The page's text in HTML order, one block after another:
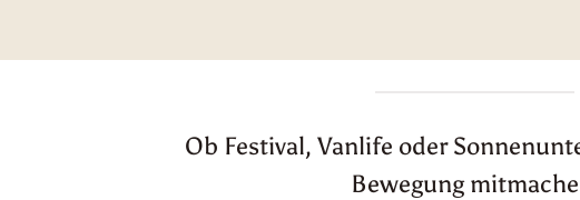
Ob Festival, Vanlife oder
Bewegung